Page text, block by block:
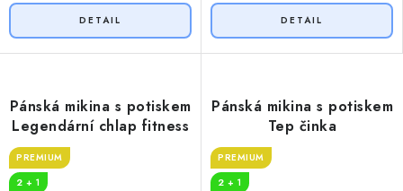
Pánská mikina s potiskem
Legendární chlap fitness
PREMIUM
2 + 1
Pánská mikina s potiskem
Tep činka
PREMIUM
2 + 1